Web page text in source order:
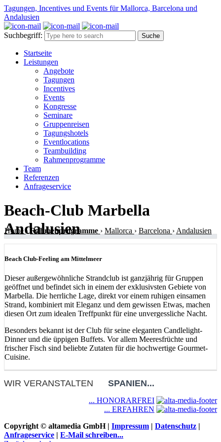
Tagungen, Incentives und Events für Mallorca, Barcelona und
Andalusien
Suchbegriff:
Startseite
Leistungen
Angebote
Tagungen
Incentives
Events
Kongresse
Seminare
Gruppenreisen
Tagungshotels
Eventlocations
Teambuilding
Rahmenprogramme
Team
Referenzen
Anfrageservice
Beach-Club Marbella
Andalusien
Home›Rahmenprogramme › Mallorca › Barcelona › Andalusien
Beach Club-Feeling am Mittelmeer
Dieser außergewöhnliche Strandclub ist ganzjährig für Gruppen
geöffnet und befindet sich in einem der exklusivsten Gebiete von
Marbella. Die herrliche Lage, direkt vor einem ruhigen einsamen
Strand, kombiniert mit Eleganz und dem gewissen Etwas, machen
diesen Ort zum idealen Treffpunkt für eine unvergessliche Nacht.
Besonders bekannt ist der Club für seine eleganten Candlelight-
Dinner und die üppigen Buffets. Vor allem Meeresfrüchte und
frischer Fisch sind beliebte Zutaten für die hochwertige Gourmet-
Cuisine.
WIR VERANSTALTEN SPANIEN...
... HONORARFREI
... ERFAHREN
Copyright © altamedia GmbH | Impressum | Datenschutz |
Anfrageservice | E-Mail schreiben...